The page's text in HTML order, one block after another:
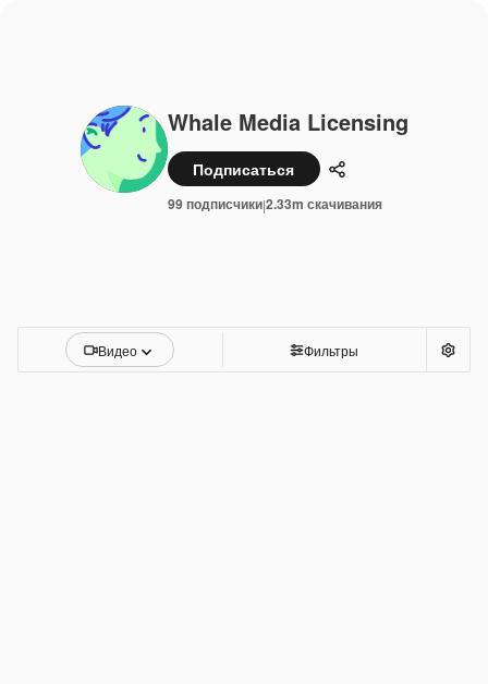
Whale Media Licensing
Подписаться Поделиться
99 подписчики|2.33m скачивания
Видео Фильтры